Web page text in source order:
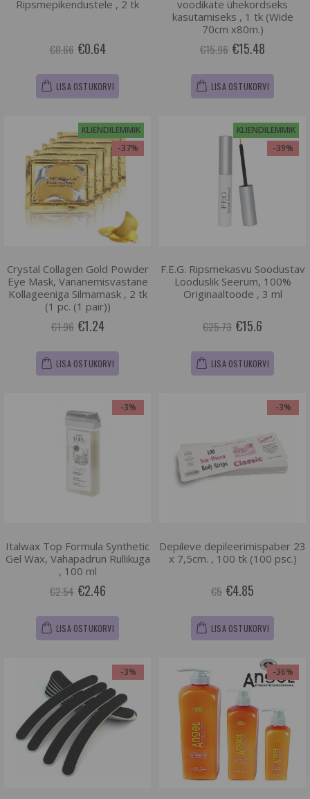
Ripsmepikendustele , 2 tk
€0.66 €0.64
LISA OSTUKORVI
voodikate ühekordseks
kasutamiseks , 1 tk (Wide
70cm x80m.)
€15.96 €15.48
LISA OSTUKORVI
KLIENDILEMMIK
-37%
Crystal Collagen Gold Powder
Eye Mask, Vananemisvastane
Kollageeniga Silmamask , 2 tk
(1 pc. (1 pair))
€1.96 €1.24
LISA OSTUKORVI
KLIENDILEMMIK
-39%
F.E.G. Ripsmekasvu Soodustav
Looduslik Seerum, 100%
Originaaltoode , 3 ml
€25.73 €15.6
LISA OSTUKORVI
-3%
Italwax Top Formula Synthetic
Gel Wax, Vahapadrun Rullikuga
, 100 ml
€2.54 €2.46
LISA OSTUKORVI
-3%
Depileve depileerimispaber 23
x 7,5cm. , 100 tk (100 psc.)
€5 €4.85
LISA OSTUKORVI
-3% -36%